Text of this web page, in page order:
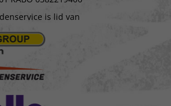
is lid van